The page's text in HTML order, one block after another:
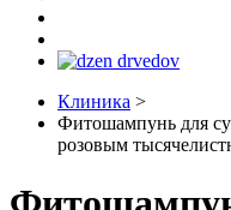
Клиника >
Фитошампунь для
розовым